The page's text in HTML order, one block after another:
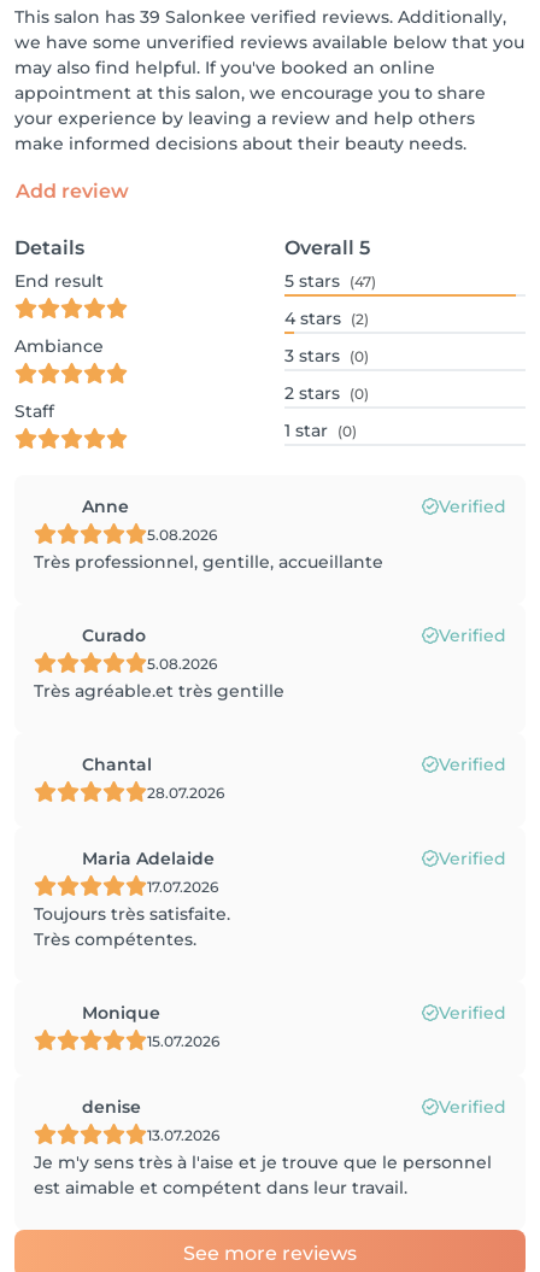
This salon has 39 Salonkee verified reviews. Additionally,
we have some unverified reviews available below that you
may also find helpful. If you've booked an online
appointment at this salon, we encourage you to share
your experience by leaving a review and help others
make informed decisions about their beauty needs.
Add review
Details
End result
Ambiance
Staff
Overall 5
5 stars (47)
4 stars (2)
3 stars (0)
2 stars (0)
1 star (0)
Anne Verified
5.08.2026
Très professionnel, gentille, accueillante
Curado Verified
5.08.2026
Très agréable.et très gentille
Chantal Verified
28.07.2026
Maria Adelaide Verified
17.07.2026
Toujours très satisfaite.
Très compétentes.
Monique Verified
15.07.2026
denise Verified
13.07.2026
Je m'y sens très à l'aise et je trouve que le personnel
est aimable et compétent dans leur travail.
See more reviews